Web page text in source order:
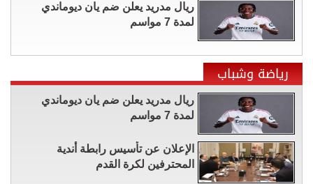
ريال مدريد يعلن ضم يان ديوماندي
لمدة 7 مواسم
رياضة وشباب
ريال مدريد يعلن ضم يان ديوماندي
لمدة 7 مواسم
الإعلان عن تأسيس رابطة أندية
المحترفين لكرة القدم